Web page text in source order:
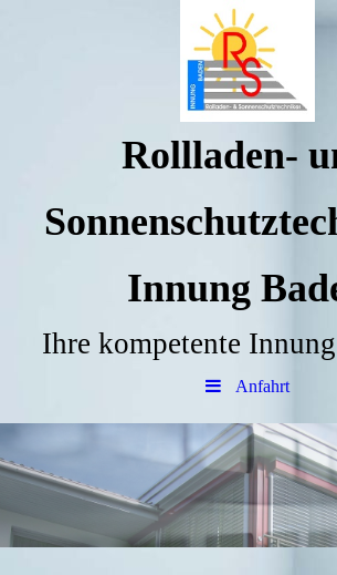
Rollladen-
Innung
Ihre kompetente
Anfahrt